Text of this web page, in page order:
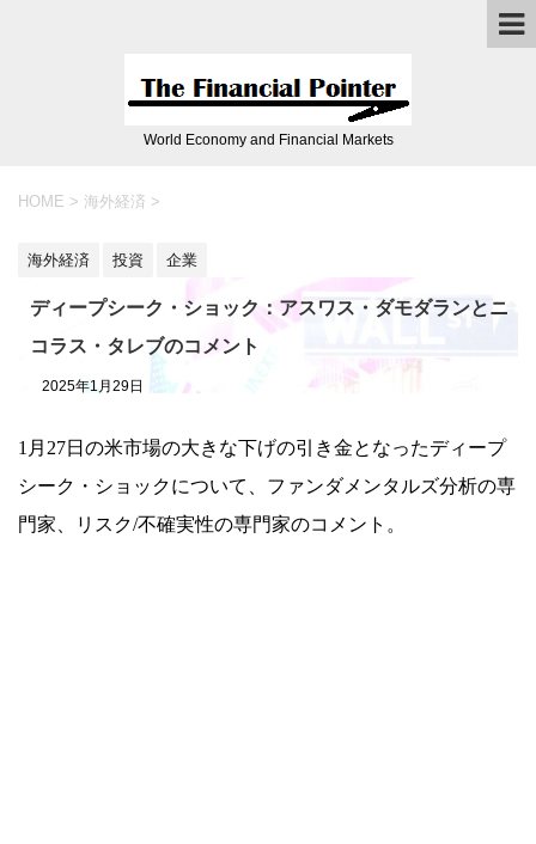
World Economy and Financial Markets
HOME > 海外経済 >
海外経済 投資 企業
ディープシーク・ショック：アスワス・ダモダランとニ
コラス・タレブのコメント
2025年1月29日
1月27日の米市場の大きな下げの引き金となったディープ
シーク・ショックについて、ファンダメンタルズ分析の専
門家、リスク/不確実性の専門家のコメント。